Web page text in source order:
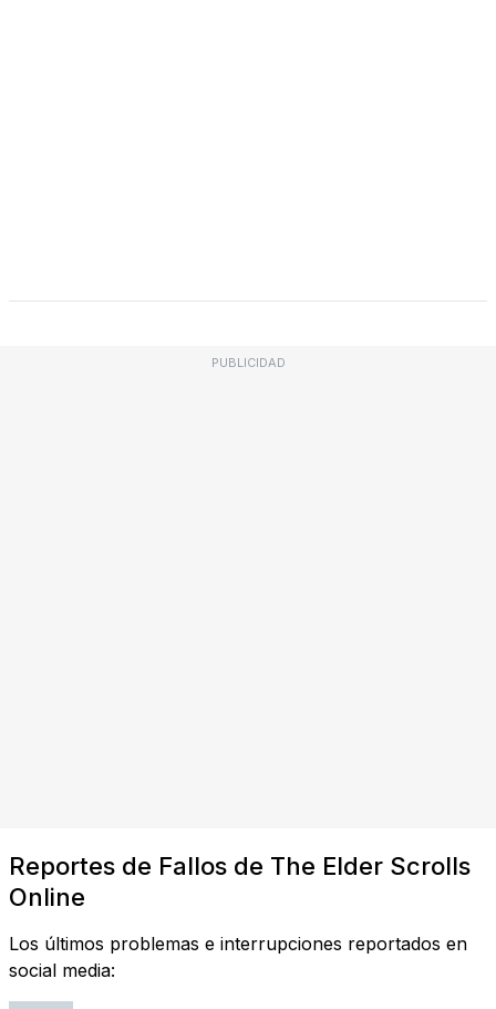
PUBLICIDAD
Reportes de Fallos de The Elder Scrolls
Online
Los últimos problemas e interrupciones reportados en
social media: